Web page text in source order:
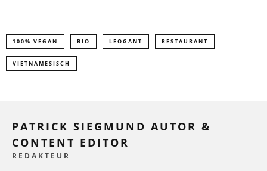
100% VEGAN BIO LEOGANT RESTAURANT
VIETNAMESISCH
PATRICK SIEGMUND AUTOR &
CONTENT EDITOR
REDAKTEUR